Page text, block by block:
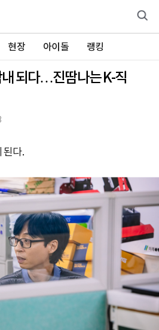
현장 아이돌 랭킹
내 되다…진땀나는 K-직
된다.